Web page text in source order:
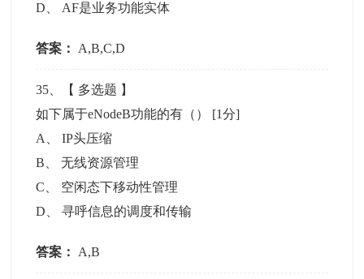
D
AF是业务功能实体
答案： A,B,C,D
35 、【 多选题 】
如下属于eNodeB功能的有（） [1分]
A
、IP头压缩
B 、无线资源管理
C
空闲态下移动性管理
D 、寻呼信息的调度和传输
答案： A,B